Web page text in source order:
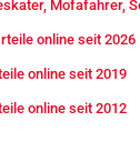
Mofafahrer,
online seit 2026
online seit 2019
online seit 2012